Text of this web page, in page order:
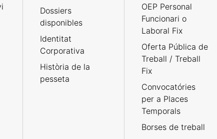
Dossiers
disponibles
Identitat
Corporativa
Història de la
pesseta
OEP Personal
Funcionari o
Laboral Fix
Oferta Pública de
Treball / Treball
Fix
Convocatóries
per a Places
Temporals
Borses de treball